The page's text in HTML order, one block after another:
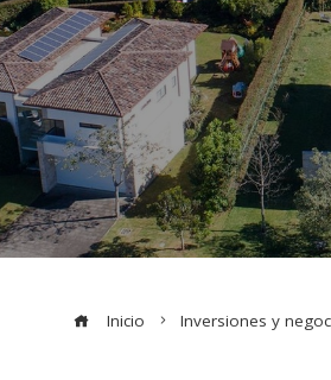
Inicio Inversiones y